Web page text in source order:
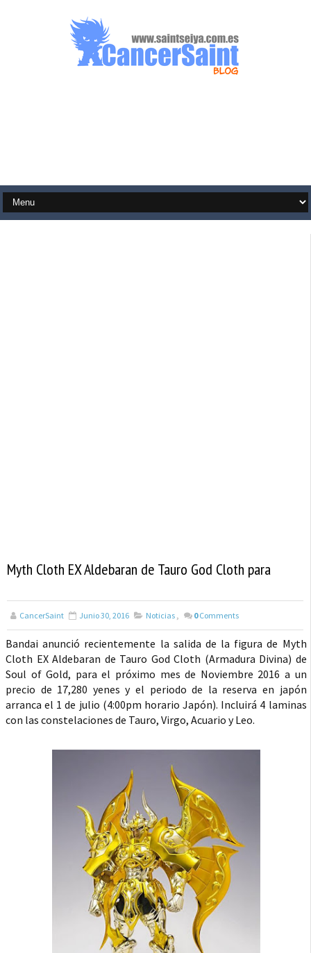
Myth Cloth EX Aldebaran de Tauro God Cloth para
CancerSaint Junio 30, 2016 Noticias , 0 Comments
Bandai anunció recientemente la salida de la figura de Myth
Cloth EX Aldebaran de Tauro God Cloth (Armadura Divina) de
Soul of Gold, para el próximo mes de Noviembre 2016 a un
precio de 17,280 yenes y el periodo de la reserva en japón
arranca el 1 de julio (4:00pm horario Japón). Incluirá 4 laminas
con las constelaciones de Tauro, Virgo, Acuario y Leo.